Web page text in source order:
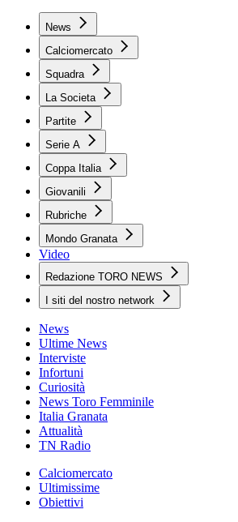
News
Calciomercato
Squadra
La Societa
Partite
Serie A
Coppa Italia
Giovanili
Rubriche
Mondo Granata
Video
Redazione TORO NEWS
I siti del nostro network
News
Ultime News
Interviste
Infortuni
Curiosità
News Toro Femminile
Italia Granata
Attualità
TN Radio
Calciomercato
Ultimissime
Obiettivi